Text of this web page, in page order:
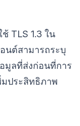
TLS 1.3 ใน
นต์สามารถระบุ
มูลที่ส่งก่อนที่การ
ประสิทธิภาพ